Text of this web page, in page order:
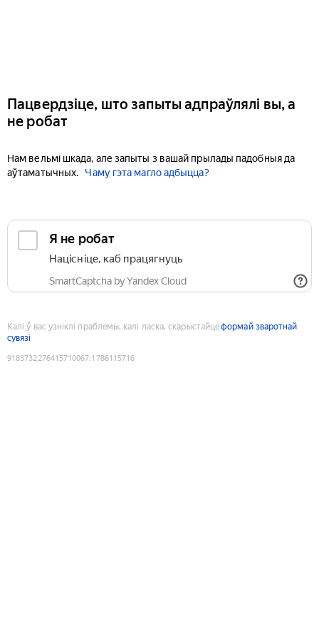
Пацвердзіце, што запыты адпраўлялі вы, а
не робат
Нам вельмі шкада, але запыты з вашай прылады падобныя да
аўтаматычных.
Чаму гэта магло адбыцца?
Я не робат
Націсніце, каб працягнуць
SmartCaptcha by Yandex Cloud
Калі ў вас узніклі праблемы, калі ласка, скарыстайцеформай зваротнай
сувязі
9183732276415710067:1786115716